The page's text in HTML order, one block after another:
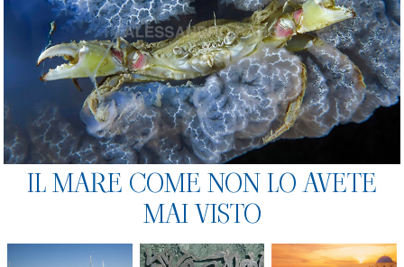
IL MARE COME NON LO AVETE
MAI VISTO